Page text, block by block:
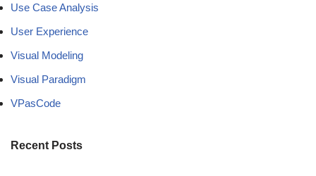
Use Case Analysis
User Experience
Visual Modeling
Visual Paradigm
VPasCode
Recent Posts